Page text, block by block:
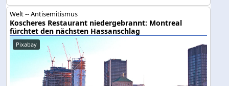
Welt -- Antisemitismus
Koscheres Restaurant niedergebrannt: Montreal
fürchtet den nächsten Hassanschlag
Pixabay